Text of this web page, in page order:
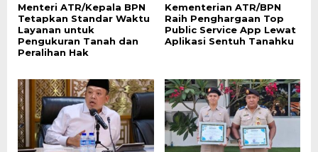
Menteri ATR/Kepala BPN
Tetapkan Standar Waktu
Layanan untuk
Pengukuran Tanah dan
Peralihan Hak
Kementerian ATR/BPN
Raih Penghargaan Top
Public Service App Lewat
Aplikasi Sentuh Tanahku